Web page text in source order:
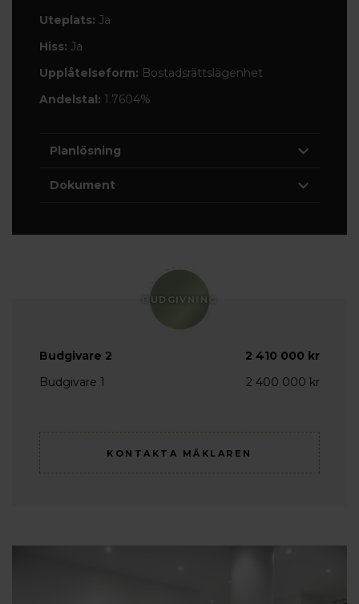
Uteplats: Ja
Hiss: Ja
Upplåtelseform: Bostadsrättslägenhet
Andelstal: 1.7604%
Planlösning
Dokument
BUDGIVNING
Budgivare 2
2 410 000 kr
Budgivare 1
2 400 000 kr
KONTAKTA MÄKLAREN